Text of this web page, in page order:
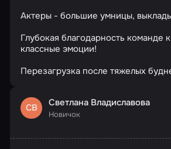
Актеры - большие умницы,
Глубокая благодарность команде
классные эмоции!
Перезагрузка после тяжелых
СВ Светлана Владиславова
Новичок